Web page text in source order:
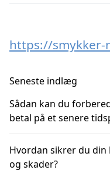
https://smykker-
Seneste indlæg
Sådan kan du
betal på et senere
Hvordan sikrer du
og skader?